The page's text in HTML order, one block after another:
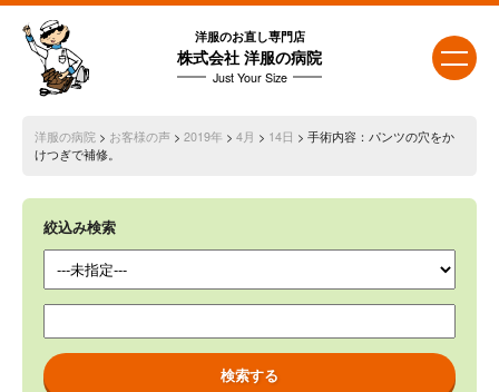
洋服のお直し専門店
株式会社 洋服の病院
Just Your Size
洋服の病院 > お客様の声> 2019年 > 4月 > 14日 > 手術内容：パンツの穴をか
けつぎで補修。
絞込み検索